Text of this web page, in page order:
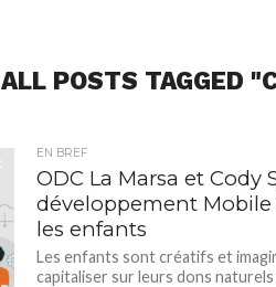
ALL POSTS TAGGED
EN BREF
ODC La Marsa et
développement
les enfants
Les enfants sont créatifs et
capitaliser sur leurs dons naturels